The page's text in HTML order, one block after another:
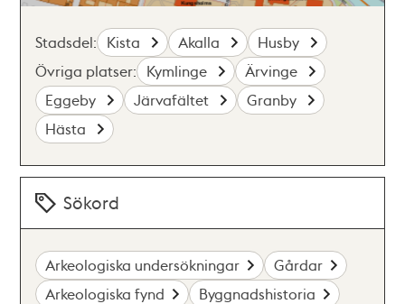
Stadsdel: Kista Akalla
Husby
Övriga platser: Kymlinge
Ärvinge
Eggeby
Järvafältet
Granby
Hästa
Sökord
Arkeologiska undersökningar
Gårdar
Arkeologiska fynd
Byggnadshistoria